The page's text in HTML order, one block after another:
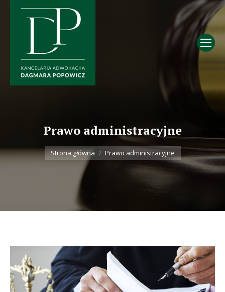
Prawo administracyjne
Jesteś tutaj:
Strona główna Prawo administracyjne